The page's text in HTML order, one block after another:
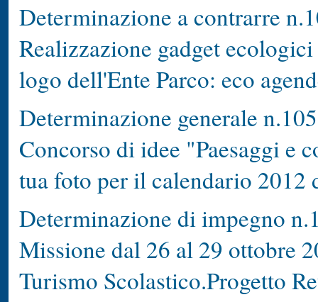
Determinazione a contrarre
Realizzazione gadget
logo dell'Ente Parco: eco
Determinazione generale
Concorso di idee "Paesaggi e
tua foto per il calendario 2012
Determinazione di impegno
Missione dal 26 al 29 ottobre
Turismo Scolastico.Progetto